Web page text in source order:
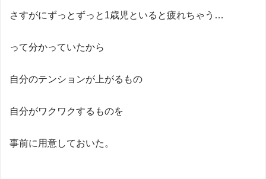
さすがにずっとずっと1歳児といると疲れちゃう…
って分かっていたから
自分のテンションが上がるもの
自分がワクワクするものを
事前に用意しておいた。